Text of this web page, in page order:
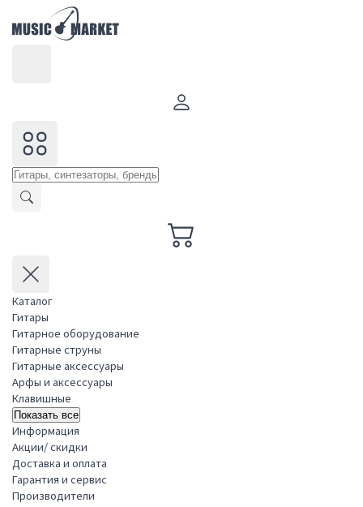
Каталог
Гитары
Гитарное оборудование
Гитарные струны
Гитарные аксессуары
Арфы и аксессуары
Клавишные
Показать все
Информация
Акции/ скидки
Доставка и оплата
Гарантия и сервис
Производители